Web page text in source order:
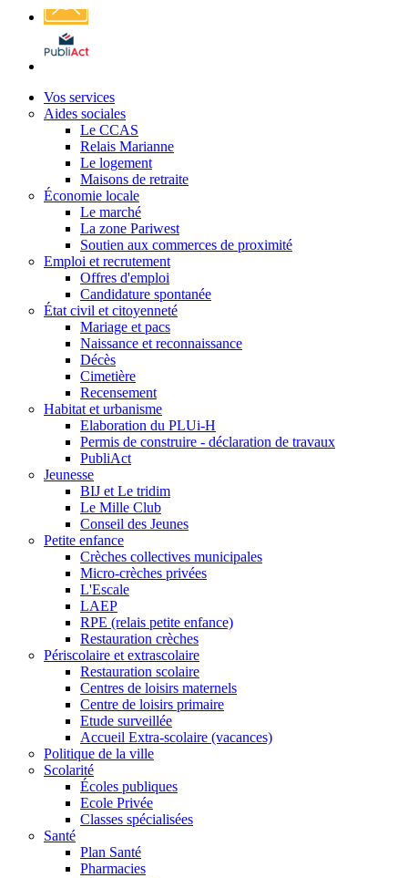
Affichage
légal
Vos services
Aides sociales
Le CCAS
Relais Marianne
Le logement
Maisons de retraite
Économie locale
Le marché
La zone Pariwest
Soutien aux commerces de proximité
Emploi et recrutement
Offres d'emploi
Candidature spontanée
État civil et citoyenneté
Mariage et pacs
Naissance et reconnaissance
Décès
Cimetière
Recensement
Habitat et urbanisme
Elaboration du PLUi-H
Permis de construire - déclaration de travaux
PubliAct
Jeunesse
BIJ et Le tridim
Le Mille Club
Conseil des Jeunes
Petite enfance
Crèches collectives municipales
Micro-crèches privées
L'Escale
LAEP
RPE (relais petite enfance)
Restauration crèches
Périscolaire et extrascolaire
Restauration scolaire
Centres de loisirs maternels
Centre de loisirs primaire
Etude surveillée
Accueil Extra-scolaire (vacances)
Politique de la ville
Scolarité
Écoles publiques
Ecole Privée
Classes spécialisées
Santé
Plan Santé
Pharmacies